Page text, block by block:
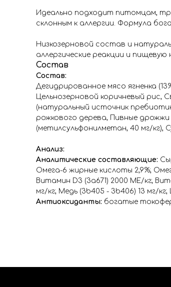
Идеально подходит питомцам,
склонным к аллергии. Формула
Низкозерновой состав и
аллергические реакции и
Состав
Состав:
Дегидрированное мясо ягненка
Цельнозерновой коричневый рис,
(натуральный источник
рожкового дерева, Пивные дрожжи
(метилсульфонилметан, 40 мг/кг),
Анализ:
Аналитические составляющие:
Омега-6 жирные кислоты 2,9%;
Витамин D3 (3а671) 2000 МЕ/кг;
мг/кг; Медь (3b405 - 3b406) 13 мг/
Антиоксиданты: богатые